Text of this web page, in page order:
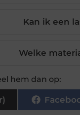
Kan ik een
Welke
hem dan op: